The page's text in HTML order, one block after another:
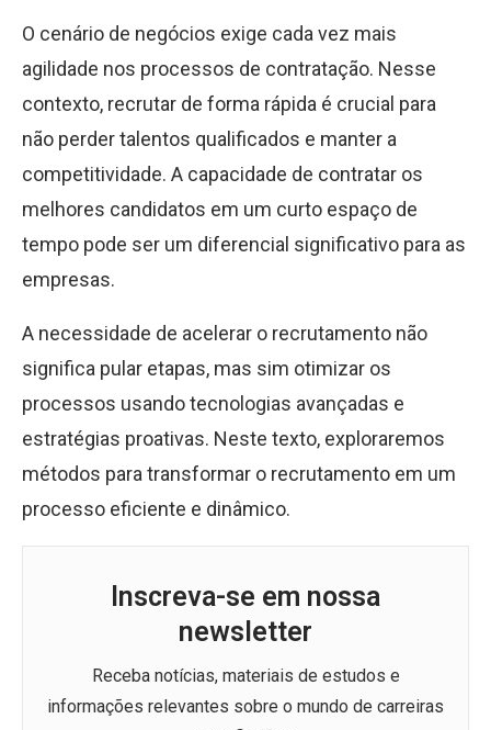
O cenário de negócios exige cada vez mais
agilidade nos processos de contratação. Nesse
contexto, recrutar de forma rápida é crucial para
não perder talentos qualificados e manter a
competitividade. A capacidade de contratar os
melhores candidatos em um curto espaço de
tempo pode ser um diferencial significativo para as
empresas.
A necessidade de acelerar o recrutamento não
significa pular etapas, mas sim otimizar os
processos usando tecnologias avançadas e
estratégias proativas. Neste texto, exploraremos
métodos para transformar o recrutamento em um
processo eficiente e dinâmico.
Inscreva-se em nossa
newsletter
Receba notícias, materiais de estudos e
informações relevantes sobre o mundo de carreiras